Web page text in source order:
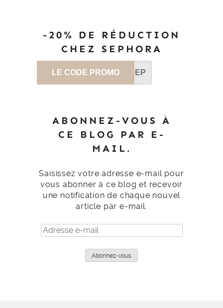
-20% DE RÉDUCTION
CHEZ SEPHORA
LE CODE PROMO SEP
ABONNEZ-VOUS À
CE BLOG PAR E-
MAIL.
Saisissez votre adresse e-mail pour
vous abonner à ce blog et recevoir
une notification de chaque nouvel
article par e-mail.
Adresse
e-
Abonnez-vous